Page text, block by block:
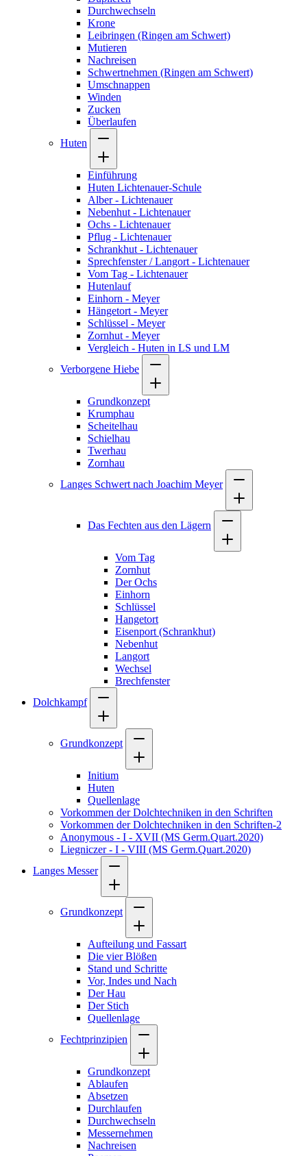
Durchwechseln
Krone
Leibringen (Ringen am Schwert)
Mutieren
Nachreisen
Schwertnehmen (Ringen am Schwert)
Umschnappen
Winden
Zucken
Überlaufen
Huten
Einführung
Huten Lichtenauer-Schule
Alber - Lichtenauer
Nebenhut - Lichtenauer
Ochs - Lichtenauer
Pflug - Lichtenauer
Schrankhut - Lichtenauer
Sprechfenster / Langort - Lichtenauer
Vom Tag - Lichtenauer
Hutenlauf
Einhorn - Meyer
Hängetort - Meyer
Schlüssel - Meyer
Zornhut - Meyer
Vergleich - Huten in LS und LM
Verborgene Hiebe
Grundkonzept
Krumphau
Scheitelhau
Schielhau
Twerhau
Zornhau
Langes Schwert nach Joachim Meyer
Das Fechten aus den Lägern
Vom Tag
Zornhut
Der Ochs
Einhorn
Schlüssel
Hangetort
Eisenport (Schrankhut)
Nebenhut
Langort
Wechsel
Brechfenster
Dolchkampf
Grundkonzept
Initium
Huten
Quellenlage
Vorkommen der Dolchtechniken in den Schriften
Vorkommen der Dolchtechniken in den Schriften-2
Anonymous - I - XVII (MS Germ.Quart.2020)
Liegniczer - I - VIII (MS Germ.Quart.2020)
Langes Messer
Grundkonzept
Aufteilung und Fassart
Die vier Blößen
Stand und Schritte
Vor, Indes und Nach
Der Hau
Der Stich
Quellenlage
Fechtprinzipien
Grundkonzept
Ablaufen
Absetzen
Durchlaufen
Durchwechseln
Messernehmen
Nachreisen